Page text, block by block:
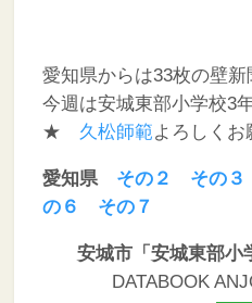
愛知県からは33枚の壁新
今週は安城東部小学校3
★ 久松師範よろしくお
愛知県 その２ その３
の６
その７
安城市「安城東部小
DATABOOK